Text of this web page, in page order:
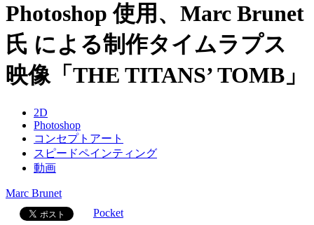
Photoshop 使用、Marc Brunet
氏 による制作タイムラプス
映像「THE TITANS’ TOMB」
2D
Photoshop
コンセプトアート
スピードペインティング
動画
Marc Brunet
Pocket